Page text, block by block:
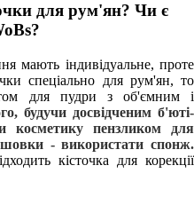
для рум'ян? Чи є
мають індивідуальне, проте
спеціально для рум'ян, то
для пудри з об'ємним і
будучи досвідченим б'юті-
косметику пензликом для
- використати спонж.
кісточка для корекції